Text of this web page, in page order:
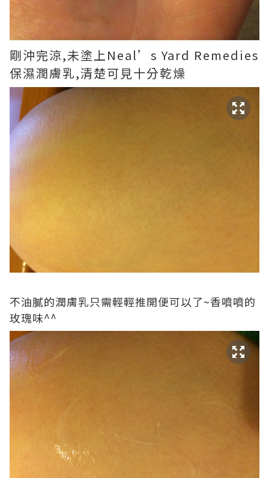
剛沖完涼,未塗上Neal’s Yard Remedies
保濕潤膚乳,清楚可見十分乾燥
不油膩的潤膚乳只需輕輕推開便可以了~香噴噴的
玫瑰味^^